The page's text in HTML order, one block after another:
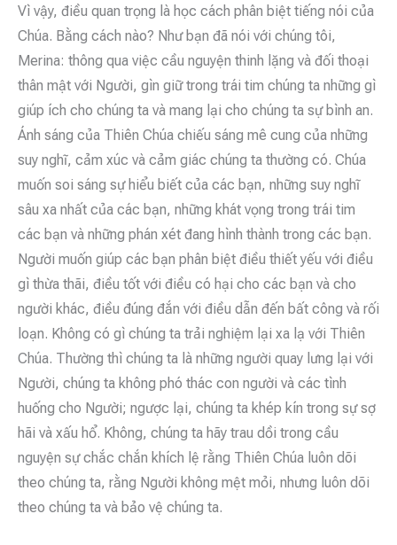
Vì vậy, điều quan trọng là học cách phân biệt tiếng nói của
Chúa. Bằng cách nào? Như bạn đã nói với chúng tôi,
Merina: thông qua việc cầu nguyện thinh lặng và đối thoại
thân mật với Người, gìn giữ trong trái tim chúng ta những gì
giúp ích cho chúng ta và mang lại cho chúng ta sự bình an.
Ánh sáng của Thiên Chúa chiếu sáng mê cung của những
suy nghĩ, cảm xúc và cảm giác chúng ta thường có. Chúa
muốn soi sáng sự hiểu biết của các bạn, những suy nghĩ
sâu xa nhất của các bạn, những khát vọng trong trái tim
các bạn và những phán xét đang hình thành trong các bạn.
Người muốn giúp các bạn phân biệt điều thiết yếu với điều
gì thừa thãi, điều tốt với điều có hại cho các bạn và cho
người khác, điều đúng đắn với điều dẫn đến bất công và rối
loạn. Không có gì chúng ta trải nghiệm lại xa lạ với Thiên
Chúa. Thường thì chúng ta là những người quay lưng lại với
Người, chúng ta không phó thác con người và các tình
huống cho Người; ngược lại, chúng ta khép kín trong sự sợ
hãi và xấu hổ. Không, chúng ta hãy trau dồi trong cầu
nguyện sự chắc chắn khích lệ rằng Thiên Chúa luôn dõi
theo chúng ta, rằng Người không mệt mỏi, nhưng luôn dõi
theo chúng ta và bảo vệ chúng ta.